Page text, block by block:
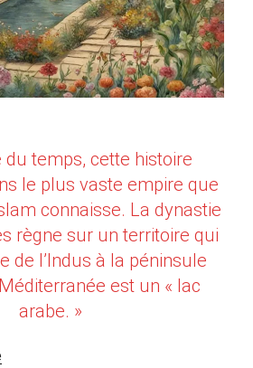
du temps, cette histoire
le plus vaste empire que
connaisse. La dynastie
règne sur un territoire qui
de l’Indus à la péninsule
est un « lac
arabe. »
de